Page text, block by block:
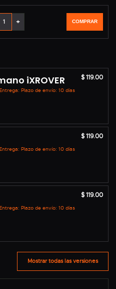
+ COMPRAR
iXROVER
Plazo de envío: 10 días
$ 119.00
Plazo de envío: 10 días
$ 119.00
Plazo de envío: 10 días
$ 119.00
Mostrar todas las versiones